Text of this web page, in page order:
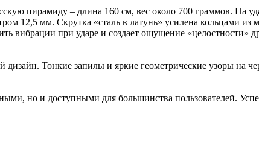
пирамиду – длина 160 см, вес около 700 граммов. На
12,5 мм. Скрутка «сталь в латунь» усилена кольцами из
вибрации при ударе и создает ощущение «целостности»
Тонкие запилы и яркие геометрические узоры на
но и доступными для большинства пользователей.